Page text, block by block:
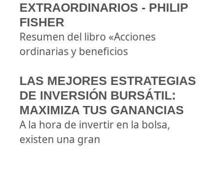
EXTRAORDINARIOS - PHILIP
FISHER
Resumen del libro «Acciones
ordinarias y beneficios
LAS MEJORES ESTRATEGIAS
DE INVERSIÓN BURSÁTIL:
MAXIMIZA TUS GANANCIAS
A la hora de invertir en la bolsa,
existen una gran